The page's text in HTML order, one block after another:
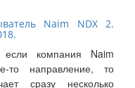
Naim NDX 2.
компания Naim
то направление, то
сразу несколько